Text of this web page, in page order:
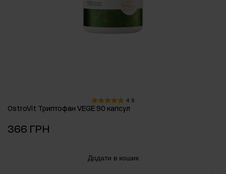
4.9
OstroVit Триптофан VEGE 90 капсул
366 ГРН
Додати в кошик